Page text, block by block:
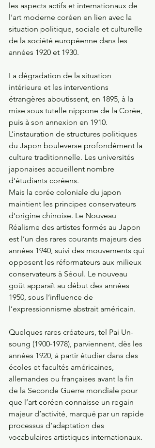
les aspects actifs et internationaux de
l'art moderne coréen en lien avec la
situation politique, sociale et culturelle
de la société européenne dans les
années 1920 et 1930.
La dégradation de la situation
intérieure et les interventions
étrangères aboutissent, en 1895, à la
mise sous tutelle nippone de la Corée,
puis à son annexion en 1910.
L’instauration de structures politiques
du Japon bouleverse profondément la
culture traditionnelle. Les universités
japonaises accueillent nombre
d’étudiants coréens.
Mais la corée coloniale du japon
maintient les principes conservateurs
d’origine chinoise. Le Nouveau
Réalisme des artistes formés au Japon
est l’un des rares courants majeurs des
années 1940, suivi des mouvements qui
opposent les réformateurs aux milieux
conservateurs à Séoul. Le nouveau
goût apparaît au début des années
1950, sous l’influence de
l’expressionnisme abstrait américain.
Quelques rares créateurs, tel Pai Un-
soung (1900-1978), parviennent, dès les
années 1920, à partir étudier dans des
écoles et facultés américaines,
allemandes ou françaises avant la fin
de la Seconde Guerre mondiale pour
que l’art coréen connaisse un regain
majeur d’activité, marqué par un rapide
processus d’adaptation des
vocabulaires artistiques internationaux.